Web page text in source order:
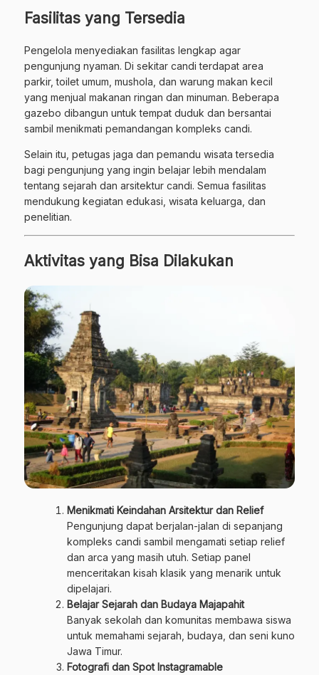
Fasilitas yang Tersedia
Pengelola menyediakan fasilitas lengkap agar
pengunjung nyaman. Di sekitar candi terdapat area
parkir, toilet umum, mushola, dan warung makan kecil
yang menjual makanan ringan dan minuman. Beberapa
gazebo dibangun untuk tempat duduk dan bersantai
sambil menikmati pemandangan kompleks candi.
Selain itu, petugas jaga dan pemandu wisata tersedia
bagi pengunjung yang ingin belajar lebih mendalam
tentang sejarah dan arsitektur candi. Semua fasilitas
mendukung kegiatan edukasi, wisata keluarga, dan
penelitian.
Aktivitas yang Bisa Dilakukan
Menikmati Keindahan Arsitektur dan Relief
Pengunjung dapat berjalan-jalan di sepanjang
kompleks candi sambil mengamati setiap relief
dan arca yang masih utuh. Setiap panel
menceritakan kisah klasik yang menarik untuk
dipelajari.
Belajar Sejarah dan Budaya Majapahit
Banyak sekolah dan komunitas membawa siswa
untuk memahami sejarah, budaya, dan seni kuno
Jawa Timur.
Fotografi dan Spot Instagramable